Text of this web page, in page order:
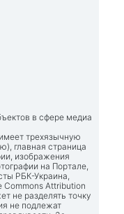
в сфере медиа
трехязычную
главная страница
изображения
на Портале,
РБК-Украина,
Attribution
не разделять точку
не подлежат